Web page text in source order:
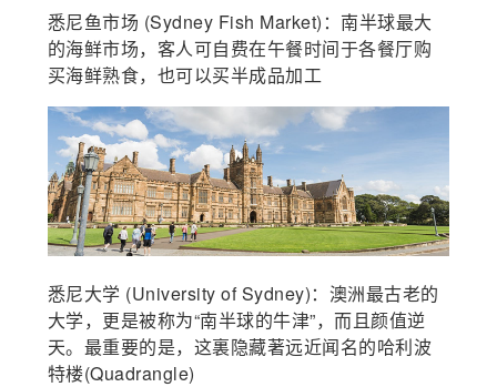
悉尼鱼市场 (Sydney Fish Market)：南半球最大
的海鲜市场，客人可自费在午餐时间于各餐厅购
买海鲜熟食，也可以买半成品加工
悉尼大学 (University of Sydney)：澳洲最古老的
大学，更是被称为“南半球的牛津”，而且颜值逆
天。最重要的是，这裏隐藏著远近闻名的哈利波
特楼(Quadrangle)